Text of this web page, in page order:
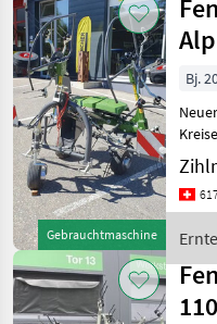
Gebrauchtmaschine
Bj.
Neuer,
401